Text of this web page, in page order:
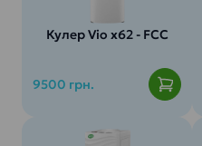
Кулер Vio x62 - FCC
9500 грн.